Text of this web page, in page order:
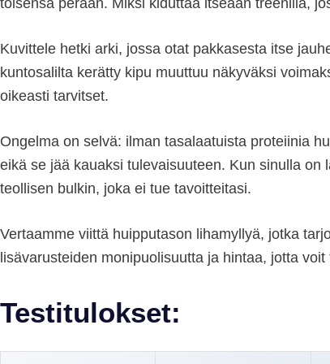
toisensa perään. Miksi kiduttaa itseään treenillä,
Kuvittele hetki arki, jossa otat pakkasesta itse
kuntosalilta kerätty kipu muuttuu näkyväksi
oikeasti tarvitset.
Ongelma on selvä: ilman tasalaatuista proteiinia
eikä se jää kauaksi tulevaisuuteen. Kun sinulla
teollisen bulkin, joka ei tue tavoitteitasi.
Vertaamme viittä huipputason lihamyllyä, jotka
lisävarusteiden monipuolisuutta ja hintaa, jotta
Testitulokset: